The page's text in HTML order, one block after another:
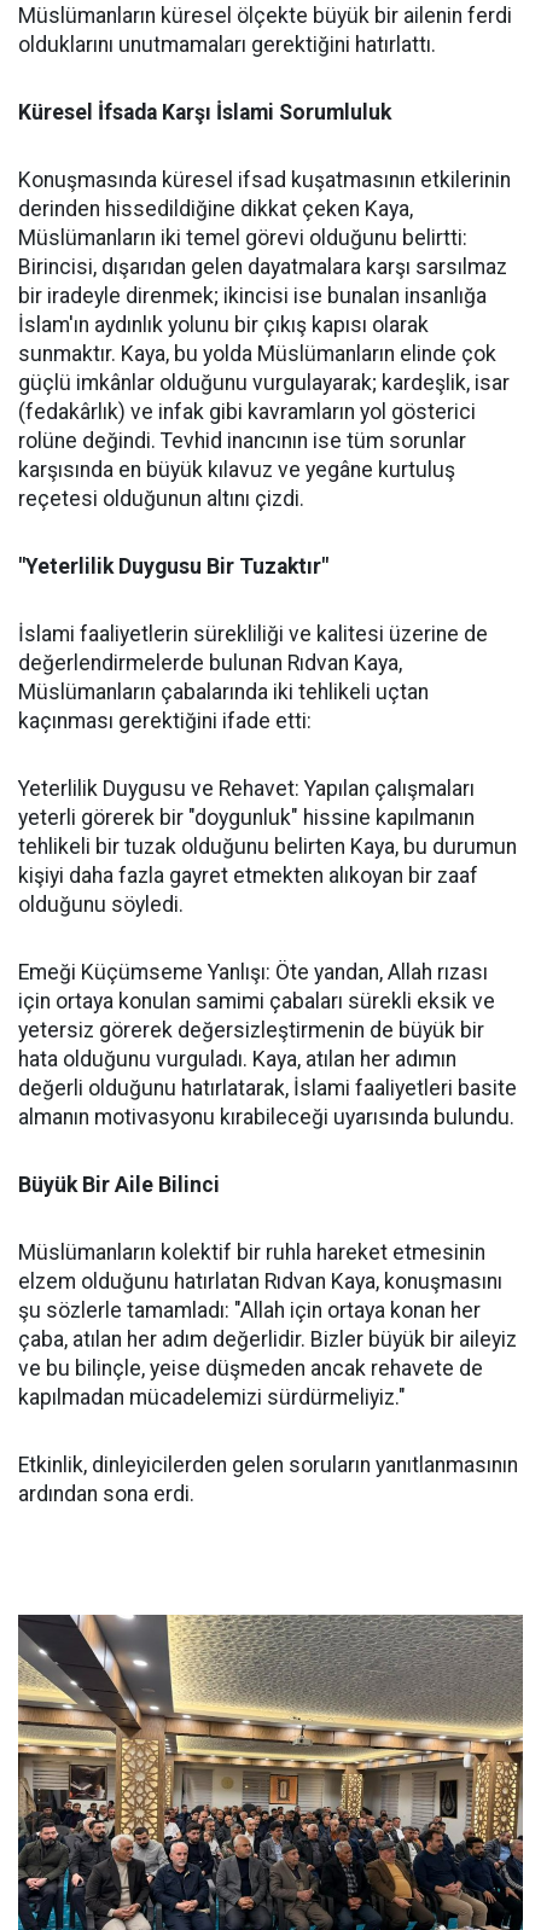
Müslümanların küresel ölçekte büyük bir ailenin ferdi
olduklarını unutmamaları gerektiğini hatırlattı.
Küresel İfsada Karşı İslami Sorumluluk
Konuşmasında küresel ifsad kuşatmasının etkilerinin
derinden hissedildiğine dikkat çeken Kaya,
Müslümanların iki temel görevi olduğunu belirtti:
Birincisi, dışarıdan gelen dayatmalara karşı sarsılmaz
bir iradeyle direnmek; ikincisi ise bunalan insanlığa
İslam'ın aydınlık yolunu bir çıkış kapısı olarak
sunmaktır. Kaya, bu yolda Müslümanların elinde çok
güçlü imkânlar olduğunu vurgulayarak; kardeşlik, isar
(fedakârlık) ve infak gibi kavramların yol gösterici
rolüne değindi. Tevhid inancının ise tüm sorunlar
karşısında en büyük kılavuz ve yegâne kurtuluş
reçetesi olduğunun altını çizdi.
"Yeterlilik Duygusu Bir Tuzaktır"
İslami faaliyetlerin sürekliliği ve kalitesi üzerine de
değerlendirmelerde bulunan Rıdvan Kaya,
Müslümanların çabalarında iki tehlikeli uçtan
kaçınması gerektiğini ifade etti:
Yeterlilik Duygusu ve Rehavet: Yapılan çalışmaları
yeterli görerek bir "doygunluk" hissine kapılmanın
tehlikeli bir tuzak olduğunu belirten Kaya, bu durumun
kişiyi daha fazla gayret etmekten alıkoyan bir zaaf
olduğunu söyledi.
Emeği Küçümseme Yanlışı: Öte yandan, Allah rızası
için ortaya konulan samimi çabaları sürekli eksik ve
yetersiz görerek değersizleştirmenin de büyük bir
hata olduğunu vurguladı. Kaya, atılan her adımın
değerli olduğunu hatırlatarak, İslami faaliyetleri basite
almanın motivasyonu kırabileceği uyarısında bulundu.
Büyük Bir Aile Bilinci
Müslümanların kolektif bir ruhla hareket etmesinin
elzem olduğunu hatırlatan Rıdvan Kaya, konuşmasını
şu sözlerle tamamladı: "Allah için ortaya konan her
çaba, atılan her adım değerlidir. Bizler büyük bir aileyiz
ve bu bilinçle, yeise düşmeden ancak rehavete de
kapılmadan mücadelemizi sürdürmeliyiz."
Etkinlik, dinleyicilerden gelen soruların yanıtlanmasının
ardından sona erdi.